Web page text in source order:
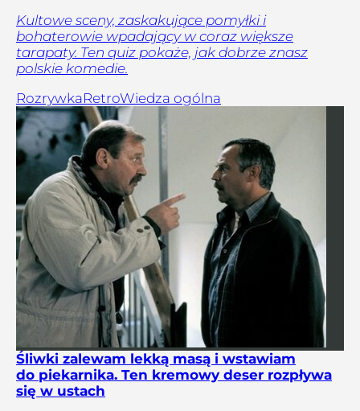
Kultowe sceny, zaskakujące pomyłki i
bohaterowie wpadający w coraz większe
tarapaty. Ten quiz pokaże, jak dobrze znasz
polskie komedie.
RozrywkaRetroWiedza ogólna
Śliwki zalewam lekką masą i wstawiam
do piekarnika. Ten kremowy deser rozpływa
się w ustach